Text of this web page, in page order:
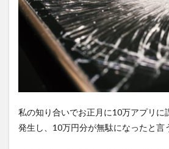
私の知り合いでお正月に10万アプリに
発生し、10万円分が無駄になったと言